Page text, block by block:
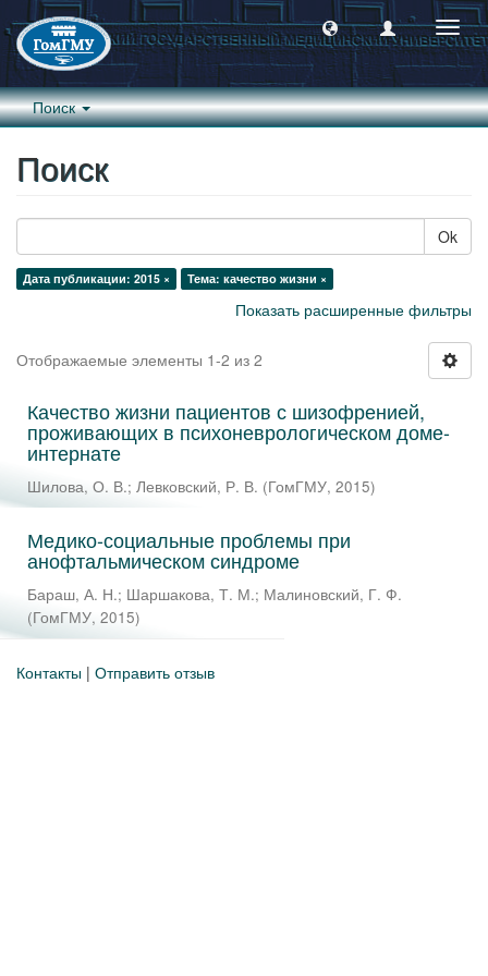
Поиск
Поиск
Ok
Дата публикации: 2015 × Тема: качество жизни ×
Показать расширенные фильтры
Отображаемые элементы 1-2 из 2
Качество жизни пациентов с шизофренией,
проживающих в психоневрологическом доме-
интернате
Шилова, О. В.; Левковский, Р. В. (ГомГМУ, 2015)
Медико-социальные проблемы при
анофтальмическом синдроме
Бараш, А. Н.; Шаршакова, Т. М.; Малиновский, Г. Ф.
(ГомГМУ, 2015)
Контакты | Отправить отзыв